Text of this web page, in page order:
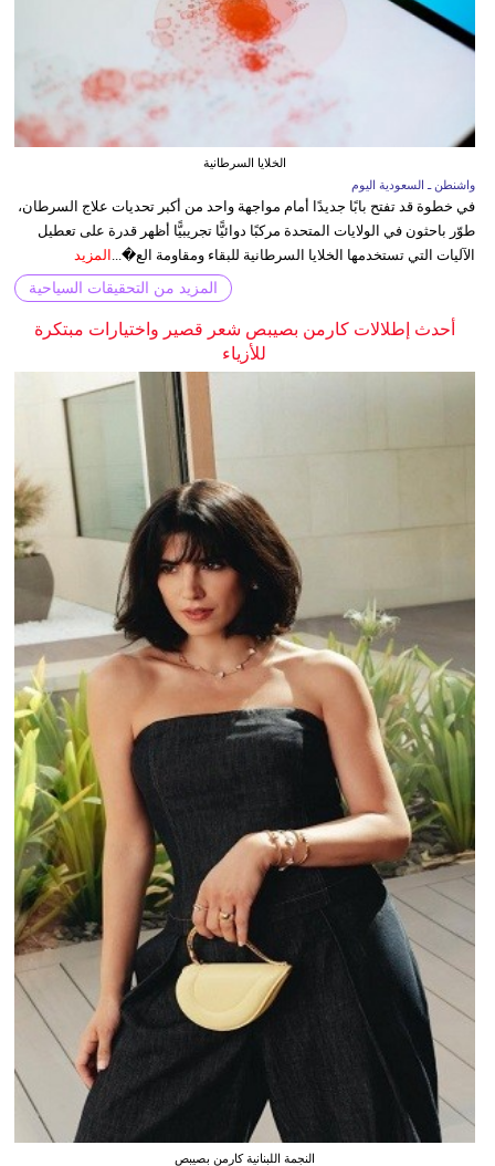
الخلايا السرطانية
واشنطن ـ السعودية اليوم
في خطوة قد تفتح بابًا جديدًا أمام مواجهة واحد من أكبر تحديات علاج السرطان،
طوّر باحثون في الولايات المتحدة مركبًا دوائيًّا تجريبيًّا أظهر قدرة على تعطيل
الآليات التي تستخدمها الخلايا السرطانية للبقاء ومقاومة الع�...
المزيد
المزيد من التحقيقات السياحية
أحدث إطلالات كارمن بصيبص شعر قصير واختيارات مبتكرة
للأزياء
النجمة اللبنانية كارمن بصيبص